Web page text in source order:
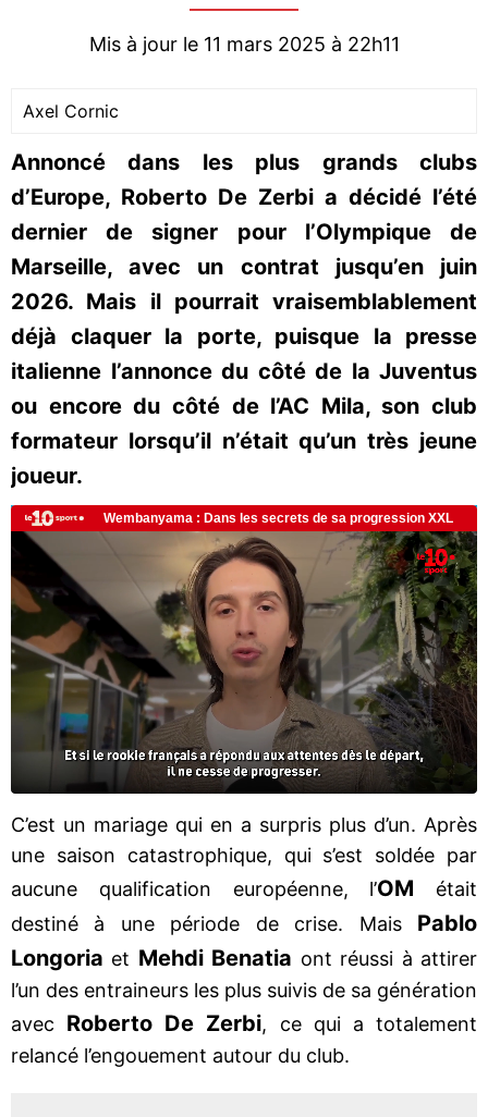
Mis à jour le 11 mars 2025 à 22h11
Axel Cornic
Annoncé dans les plus grands clubs
d’Europe, Roberto De Zerbi a décidé l’été
dernier de signer pour l’Olympique de
Marseille, avec un contrat jusqu’en juin
2026. Mais il pourrait vraisemblablement
déjà claquer la porte, puisque la presse
italienne l’annonce du côté de la Juventus
ou encore du côté de l’AC Mila, son club
formateur lorsqu’il n’était qu’un très jeune
joueur.
C’est un mariage qui en a surpris plus d’un. Après
une saison catastrophique, qui s’est soldée par
aucune qualification européenne, l’OM
était
destiné à une période de crise. Mais Pablo
Longoria et Mehdi Benatia ont réussi à attirer
l’un des entraineurs les plus suivis de sa génération
avec Roberto De Zerbi, ce qui a totalement
relancé l’engouement autour du club.